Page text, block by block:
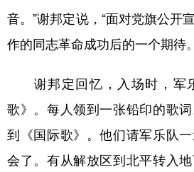
音。”谢邦定说，“面对党旗公开
作的同志革命成功后的一个期待
谢邦定回忆，入场时，军
歌》。每人领到一张铅印的歌
到《国际歌》。他们请军乐队
会了。有从解放区到北平转入地